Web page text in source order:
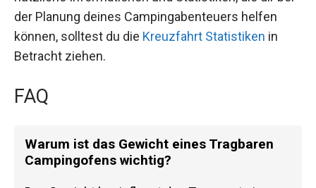
der Planung deines Campingabenteuers helfen
können, solltest du die Kreuzfahrt Statistiken in
Betracht ziehen.
FAQ
Warum ist das Gewicht eines Tragbaren
Campingofens wichtig?